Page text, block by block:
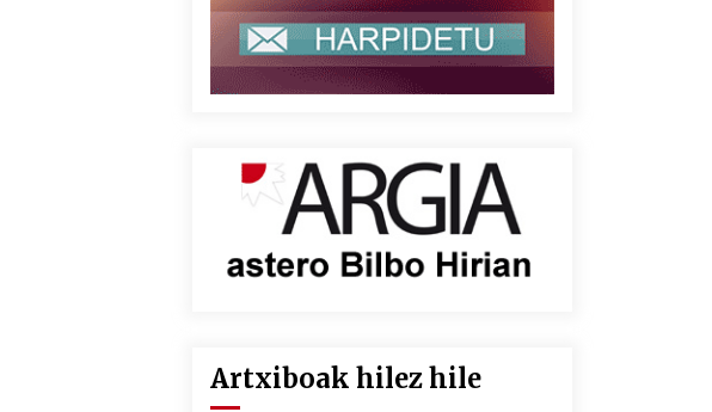
Artxiboak hilez hile